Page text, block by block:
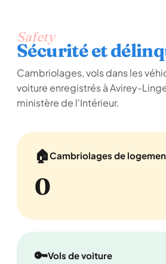
Safety
Sécurité et
Cambriolages, vols dans les
voiture enregistrés à Avirey-
ministère de l'Intérieur.
🏠Cambriolages de
0
🔑Vols de voiture